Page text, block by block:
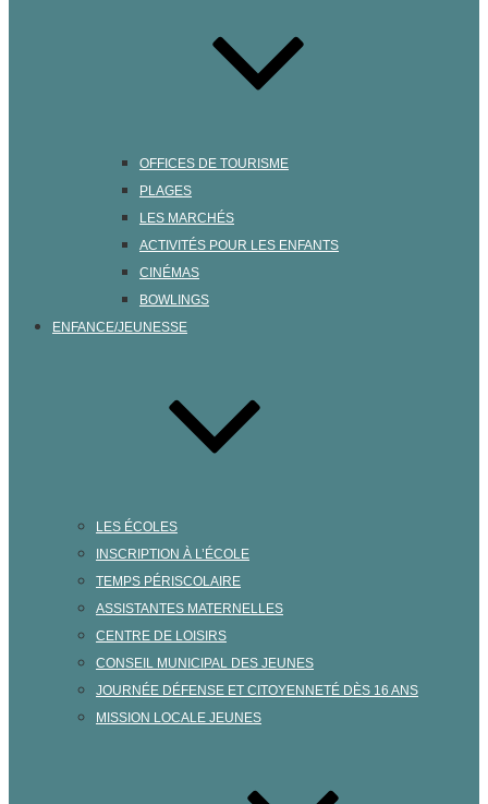
OFFICES DE TOURISME
PLAGES
LES MARCHÉS
ACTIVITÉS POUR LES ENFANTS
CINÉMAS
BOWLINGS
ENFANCE/JEUNESSE
LES ÉCOLES
INSCRIPTION À L’ÉCOLE
TEMPS PÉRISCOLAIRE
ASSISTANTES MATERNELLES
CENTRE DE LOISIRS
CONSEIL MUNICIPAL DES JEUNES
JOURNÉE DÉFENSE ET CITOYENNETÉ DÈS 16 ANS
MISSION LOCALE JEUNES